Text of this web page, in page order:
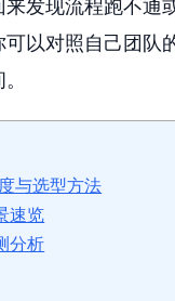
发现流程跑不通
以对照自己团队
与选型方法
速览
分析